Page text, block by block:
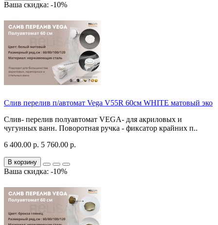
Ваша скидка: -10%
Слив перелив п/автомат Vega V55R 60см WHITE матовый эко
Слив- перелив полуавтомат VEGA- для акриловых и
чугунных ванн. Поворотная ручка - фиксатор крайних п..
6 400.00 р. 5 760.00 р.
В корзину
Ваша скидка: -10%